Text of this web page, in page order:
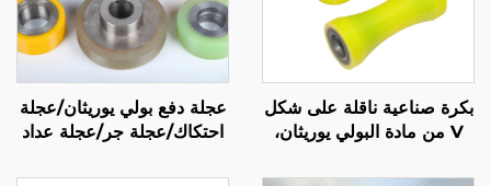
بكرة صناعية ناقلة على شكل
V من مادة البولي يوريثان،
للاهتراء، نقل أنابيب فولاذية
عجلة دفع بولي يوريثان/عجلة
احتكاك/عجلة جر/عجلة عداد